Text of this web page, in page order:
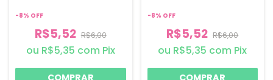
-8% OFF
R$5,52 R$6,00
R$5,35 com Pix
-8% OFF
R$5,52 R$6,00
R$5,35 com Pix